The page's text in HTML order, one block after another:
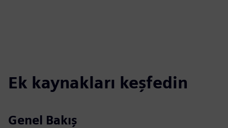
Ek kaynakları keşfedin
Genel Bakış